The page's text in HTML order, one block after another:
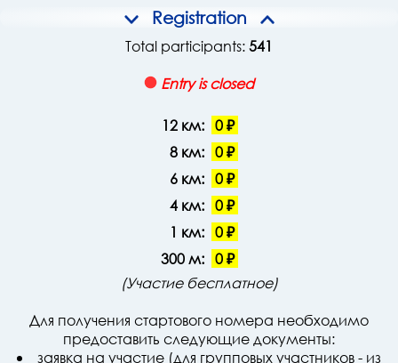
Registration
Total participants:541
Entry is closed
12 км: 0 ₽
8 км: 0 ₽
6 км: 0 ₽
4 км: 0 ₽
1 км: 0 ₽
300 м: 0 ₽
(Участие бесплатное)
Для получения стартового номера необходимо
предоставить следующие документы:
заявка на участие (для групповых участников - из